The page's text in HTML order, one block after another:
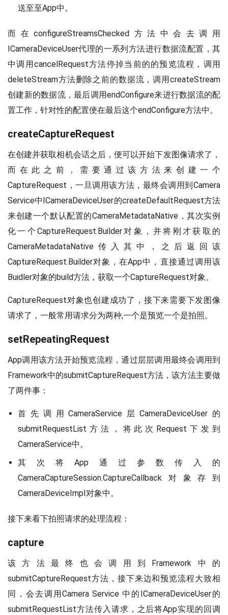
送至至App中。
而在configureStreamsChecked方法中会去调用
ICameraDeviceUser代理的一系列方法进行数据流配置，其
中调用cancelRequest方法停掉当前的的预览流程，调用
deleteStream方法删除之前的数据流，调用createStream
创建新的数据流，最后调用endConfigure来进行数据流的配
置工作，针对性的配置便在最后这个endConfigure方法中。
createCaptureRequest
在创建并获取相机会话之后，便可以开始下发图像请求了，
而在此之前，需要通过该方法来创建一个
CaptureRequest，一旦调用该方法，最终会调用到Camera
Service中ICameraDeviceUser的createDefaultRequest方法
来创建一个默认配置的CameraMetadataNative，其次实例
化一个CaptureRequest.Builder对象，并将刚才获取的
CameraMetadataNative传入其中，之后返回该
CaptureRequest.Builder对象，在App中，直接通过调用该
Buidler对象的build方法，获取一个CaptureRequest对象。
CaptureRequest对象也创建成功了，接下来需要下发图像
请求了，一般常用请求分为两种,一个是预览一个是拍照。
setRepeatingRequest
App调用该方法开始预览流程，通过层层调用最终会调用到
Framework中的submitCaptureRequest方法，该方法主要做
了两件事：
首先调用CameraService层CameraDeviceUser的
submitRequestList方法，将此次Request下发到
CameraService中。
其次将App通过参数传入的
CameraCaptureSession.CaptureCallback对象存到
CameraDeviceImpI对象中。
接下来看下拍照请求的处理流程：
capture
该方法最终也会调用到Framework中的
submitCaptureRequest方法，接下来边和预览流程大致相
同，会去调用Camera Service 中的ICameraDeviceUser的
submitRequestList方法传入请求，之后将App实现的回调